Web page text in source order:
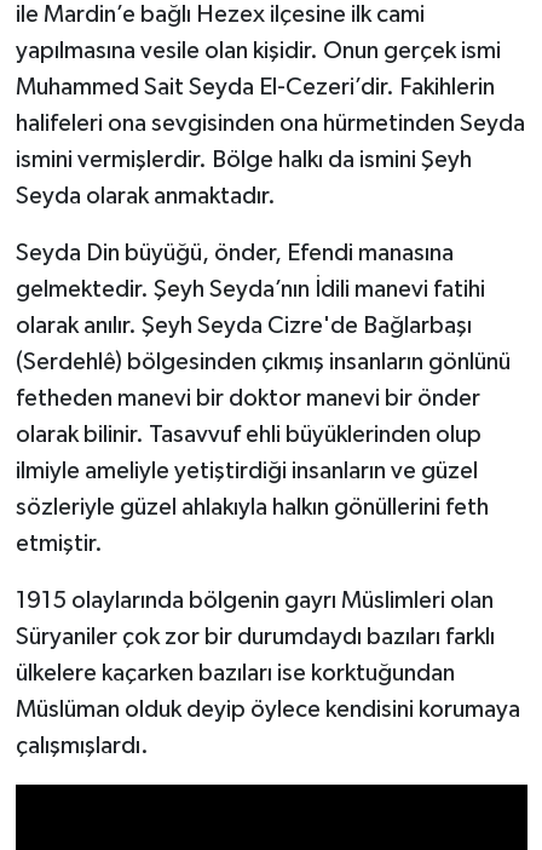
ile Mardin’e bağlı Hezex ilçesine ilk cami
yapılmasına vesile olan kişidir. Onun gerçek ismi
Muhammed Sait Seyda El-Cezeri’dir. Fakihlerin
halifeleri ona sevgisinden ona hürmetinden Seyda
ismini vermişlerdir. Bölge halkı da ismini Şeyh
Seyda olarak anmaktadır.
Seyda Din büyüğü, önder, Efendi manasına
gelmektedir. Şeyh Seyda’nın İdili manevi fatihi
olarak anılır. Şeyh Seyda Cizre'de Bağlarbaşı
(Serdehlê) bölgesinden çıkmış insanların gönlünü
fetheden manevi bir doktor manevi bir önder
olarak bilinir. Tasavvuf ehli büyüklerinden olup
ilmiyle ameliyle yetiştirdiği insanların ve güzel
sözleriyle güzel ahlakıyla halkın gönüllerini feth
etmiştir.
1915 olaylarında bölgenin gayrı Müslimleri olan
Süryaniler çok zor bir durumdaydı bazıları farklı
ülkelere kaçarken bazıları ise korktuğundan
Müslüman olduk deyip öylece kendisini korumaya
çalışmışlardı.